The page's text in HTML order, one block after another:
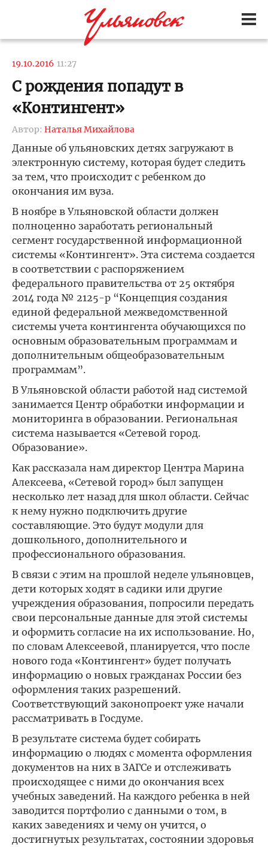
19.10.2016 11:27
С рождения попадут в
«Контингент»
Автор: Наталья Михайлова
Данные об ульяновских детях загружают в
электронную систему, которая будет следить
за тем, что происходит с ребенком до
окончания им вуза.
В ноябре в Ульяновской области должен
полноценно заработать региональный
сегмент государственной информационной
системы «Контингент». Эта система создается
в соответствии с распоряжением
федерального правительства от 25 октября
2014 года № 2125-р “Концепция создания
единой федеральной межведомственной
системы учета контингента обучающихся по
основным образовательным программам и
дополнительным общеобразовательным
программам”.
В Ульяновской области работой над системой
занимается Центр обработки информации и
мониторинга в образовании. Региональная
система называется «Сетевой город.
Образование».
Как рассказала нам директор Центра Марина
Алексеева, «Сетевой город» был запущен
несколько лет назад для школ области. Сейчас
к нему нужно подключить другие
составляющие. Это будут модули для
дошкольного, дополнительного и
профессионального образования.
В связи с этим на прошлой неделе ульяновцев,
дети которых ходят в садики или другие
учреждения образования, попросили передать
свои персональные данные для этой системы
и оформить согласие на их использование. Но,
по словам Алексеевой, планируется, что после
нового года «Контингент» будет получать
информацию о новых гражданах России без
оформления таких разрешений.
Соответствующий законопроект уже начали
рассматривать в Госдуме.
В результате система будет собирать
информацию о людях с момента оформления
документов на них в ЗАГСе и отслеживать
происходящее с ними до окончания всех
учебных заведений. На каждого ребенка в ней
заводится портфолио с данными о том, в
каких заведениях и чему он учится, о
достигнутых результатах, состоянии здоровья